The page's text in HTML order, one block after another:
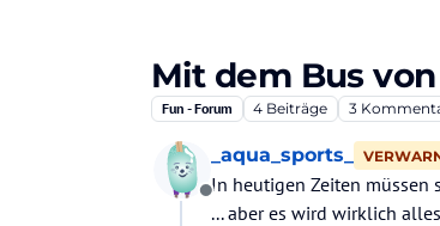
Mit dem Bus
Fun - Forum 4 Beiträge 3
Offline
_aqua_sports_
In heutigen Zeiten müssen
... aber es wird wirklich